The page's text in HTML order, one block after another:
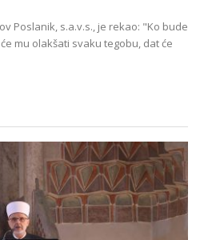
Poslanik, s.a.v.s., je rekao: "Ko bude
mu olakšati svaku tegobu, dat će